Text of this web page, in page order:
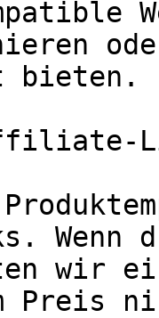
bieten.
Wenn
wir
Preis